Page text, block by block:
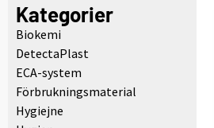
Kategorier
Biokemi
DetectaPlast
ECA-system
Förbrukningsmaterial
Hygiejne